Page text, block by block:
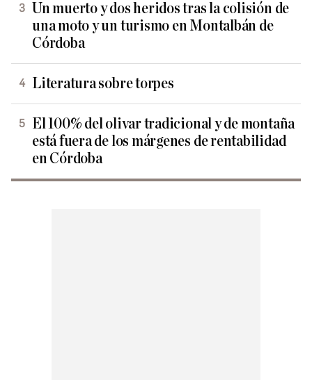
Un muerto y dos heridos tras la colisión de
una moto y un turismo en Montalbán de
Córdoba
Literatura sobre torpes
El 100% del olivar tradicional y de montaña
está fuera de los márgenes de rentabilidad
en Córdoba